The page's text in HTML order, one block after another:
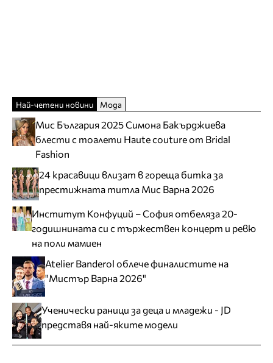
Най-четени новини Мода
Мис България 2025 Симона Бакърджиева
блести с тоалети Haute couture от Bridal
Fashion
24 красавици влизат в гореща битка за
престижната титла Мис Варна 2026
Институт Конфуций – София отбеляза 20-
годишнината си с тържествен концерт и ревю
на поли мамиен
Atelier Banderol облече финалистите на
"Мистър Варна 2026"
Ученически раници за деца и младежи - JD
представя най-яките модели